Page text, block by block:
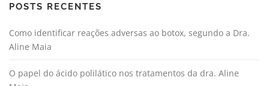
POSTS RECENTES
Como identificar reações adversas ao botox, segundo a Dra.
Aline Maia
O papel do ácido polilático nos tratamentos da dra. Aline